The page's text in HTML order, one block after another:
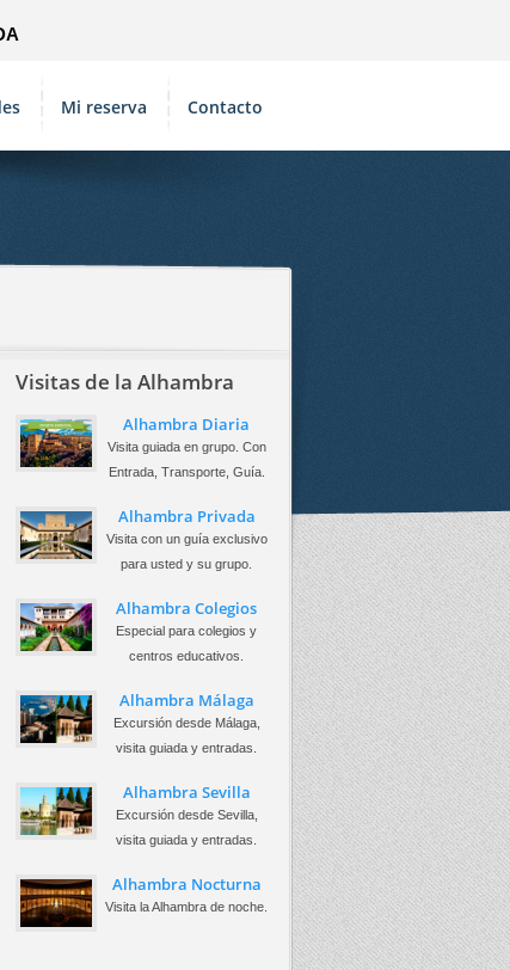
Mi reserva Contacto
Visitas de la Alhambra
Alhambra Diaria
Visita guiada en grupo. Con
Entrada, Transporte, Guía.
Alhambra Privada
Visita con un guía exclusivo
para usted y su grupo.
Alhambra Colegios
Especial para colegios y
centros educativos.
Alhambra Málaga
Excursión desde Málaga,
visita guiada y entradas.
Alhambra Sevilla
Excursión desde Sevilla,
visita guiada y entradas.
Alhambra Nocturna
Visita la Alhambra de noche.